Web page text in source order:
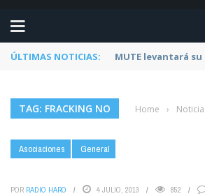
ÚLTIMAS NOTICIAS: Rescatado un
TAG: FRACKING NO Home ›
Asociaciones General
POR RADIO HARO 4 JULIO, 2013 852